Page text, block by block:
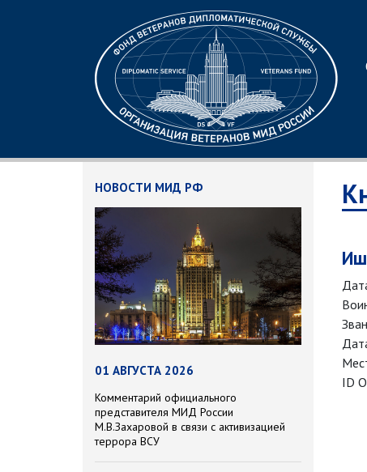
НОВОСТИ МИД РФ
01 АВГУСТА 2026
Комментарий официального
представителя МИД России
М.В.Захаровой в связи с активизацией
террора ВСУ
ID